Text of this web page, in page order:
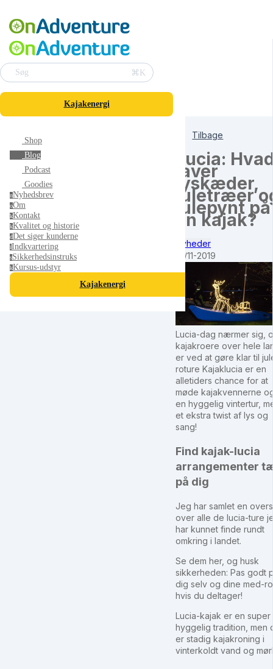
Søg ⌘K
Kajakenergi
Shop
Blog
Podcast
Goodies
nNyhedsbrev
oOm
kKontakt
kKvalitet og historie
dDet siger kunderne
iIndkvartering
sSikkerhedsinstruks
kKursus-udstyr
Kajakenergi
Tilbage
Lucia:
laver
lyskæder,
juletræer
julepynt på
en kajak?
Nyheder
18/11-2019
Lucia-dag nærmer sig,
kajakroere over hele
er ved at gøre klar til
roture Kajaklucia er en
alletiders chance for at
møde kajakvennerne
en hyggelig vintertur,
et ekstra twist af lys og
sang!
Find kajak-lucia
arrangementer
på dig
Jeg har samlet en
over alle de lucia-ture
har kunnet finde rundt
omkring i landet.
Se dem her, og husk
sikkerheden: Pas godt
dig selv og dine med-
hvis du deltager!
Lucia-kajak er en super
hyggelig tradition, men
er stadig kajakroning i
vinterkoldt vand og